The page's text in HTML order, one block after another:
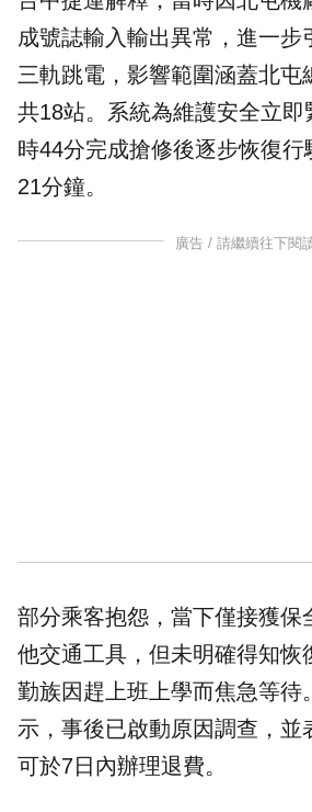
成號誌輸入輸出異常，進一步
三軌跳電，影響範圍涵蓋北屯
共18站。系統為維護安全立
時44分完成搶修後逐步恢復行
21分鐘。
廣告 / 請繼續往下閱
部分乘客抱怨，當下僅接獲保
他交通工具，但未明確得知恢
勤族因趕上班上學而焦急等待
示，事後已啟動原因調查，並
可於7日內辦理退費。